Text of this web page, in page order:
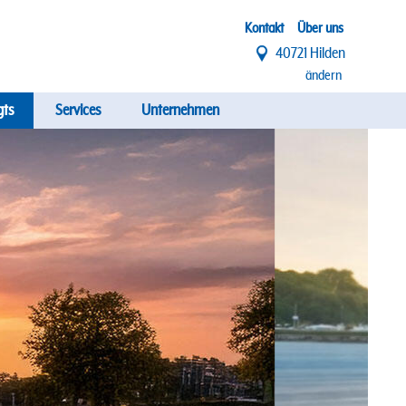
Top
Menü
Kontakt Über uns
40721 Hilden
ändern
Services Unternehmen